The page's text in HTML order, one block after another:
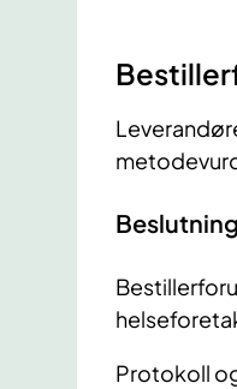
Beslutning
Protokoll